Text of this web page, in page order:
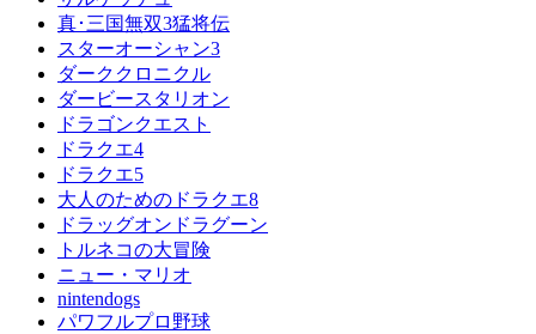
真･三国無双3猛将伝
スターオーシャン3
ダーククロニクル
ダービースタリオン
ドラゴンクエスト
ドラクエ4
ドラクエ5
大人のためのドラクエ8
ドラッグオンドラグーン
トルネコの大冒険
ニュー・マリオ
nintendogs
パワフルプロ野球